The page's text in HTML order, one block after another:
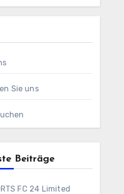
Sie uns
Beiträge
FC 24 Limited